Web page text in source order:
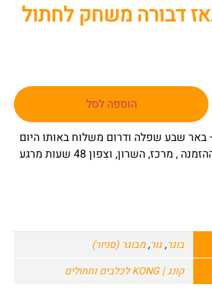
דבורה משחק לחתול
הוספה לסל
באר שבע שפלה ודרום משלוח באותו היום
או 24 שעות מרגע ההזמנה , מרכז, השרון, וצפון 48 שעות מרגע
בוגר,גור,מבוגר (סניור)
קונג | KONG לכלבים וחתולים